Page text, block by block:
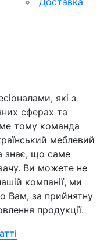
які з
сферах та
тому команда
меблевий
знає, що саме
Ви можете не
компанії, ми
Вам, за прийнятну
продукції.